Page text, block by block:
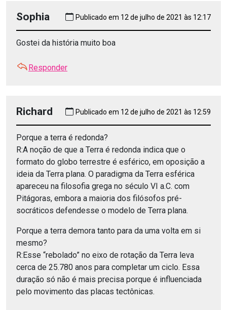
Sophia Publicado em 12 de julho de 2021 às 12:17
Gostei da história muito boa
Responder
Richard Publicado em 12 de julho de 2021 às 12:59
Porque a terra é redonda?
R:A noção de que a Terra é redonda indica que o
formato do globo terrestre é esférico, em oposição a
ideia da Terra plana. O paradigma da Terra esférica
apareceu na filosofia grega no século VI a.C. com
Pitágoras, embora a maioria dos filósofos pré-
socráticos defendesse o modelo de Terra plana.
Porque a terra demora tanto para da uma volta em si
mesmo?
R:Esse “rebolado” no eixo de rotação da Terra leva
cerca de 25.780 anos para completar um ciclo. Essa
duração só não é mais precisa porque é influenciada
pelo movimento das placas tectônicas.